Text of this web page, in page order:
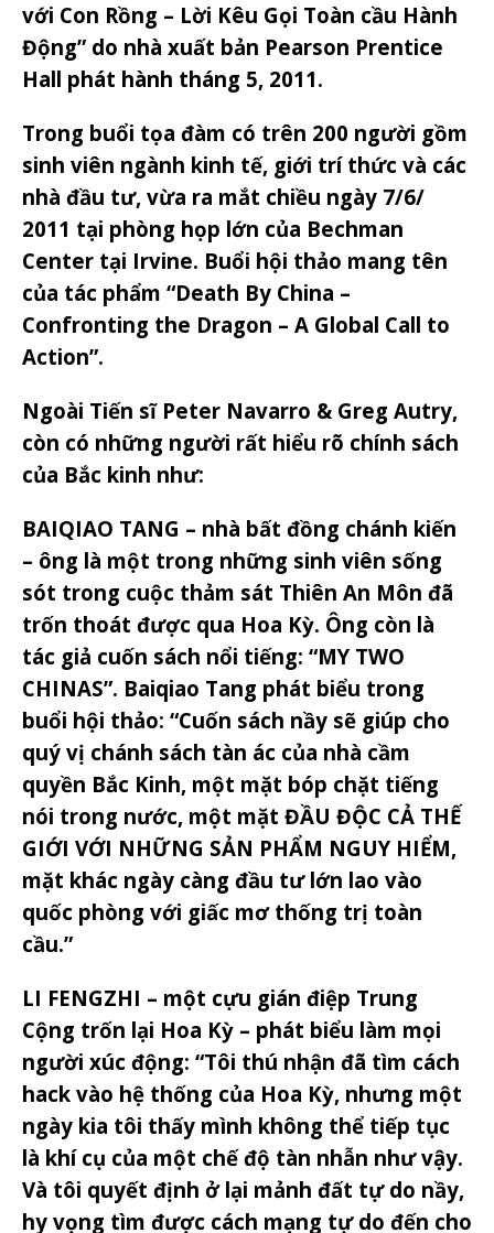
với Con Rồng – Lời Kêu Gọi Toàn cầu Hành
Động” do nhà xuất bản Pearson Prentice
Hall phát hành tháng 5, 2011.
Trong buổi tọa đàm có trên 200 người gồm
sinh viên ngành kinh tế, giới trí thức và các
nhà đầu tư, vừa ra mắt chiều ngày 7/6/
2011 tại phòng họp lớn của Bechman
Center tại Irvine. Buổi hội thảo mang tên
của tác phẩm “Death By China –
Confronting the Dragon – A Global Call to
Action”.
Ngoài Tiến sĩ Peter Navarro & Greg Autry,
còn có những người rất hiểu rõ chính sách
của Bắc kinh như:
BAIQIAO TANG – nhà bất đồng chánh kiến
– ông là một trong những sinh viên sống
sót trong cuộc thảm sát Thiên An Môn đã
trốn thoát được qua Hoa Kỳ. Ông còn là
tác giả cuốn sách nổi tiếng: “MY TWO
CHINAS”. Baiqiao Tang phát biểu trong
buổi hội thảo: “Cuốn sách nầy sẽ giúp cho
quý vị chánh sách tàn ác của nhà cầm
quyền Bắc Kinh, một mặt bóp chặt tiếng
nói trong nước, một mặt ĐẦU ĐỘC CẢ THẾ
GIỚI VỚI NHỮNG SẢN PHẨM NGUY HIỂM,
mặt khác ngày càng đầu tư lớn lao vào
quốc phòng với giấc mơ thống trị toàn
cầu.”
LI FENGZHI – một cựu gián điệp Trung
Cộng trốn lại Hoa Kỳ – phát biểu làm mọi
người xúc động: “Tôi thú nhận đã tìm cách
hack vào hệ thống của Hoa Kỳ, nhưng một
ngày kia tôi thấy mình không thể tiếp tục
là khí cụ của một chế độ tàn nhẫn như vậy.
Và tôi quyết định ở lại mảnh đất tự do nầy,
hy vọng tìm được cách mạng tự do đến cho